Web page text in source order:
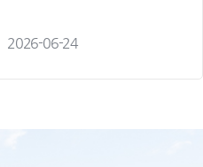
2026-06-24